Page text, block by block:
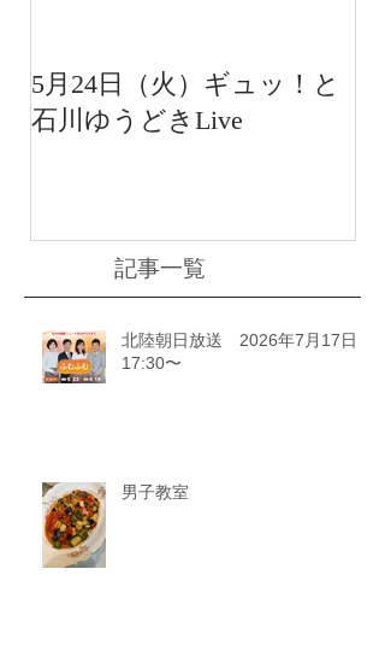
5月24日（火）ギュッ！と
石川ゆうどきLive
記事一覧
北陸朝日放送 2026年7月17日
17:30〜
男子教室